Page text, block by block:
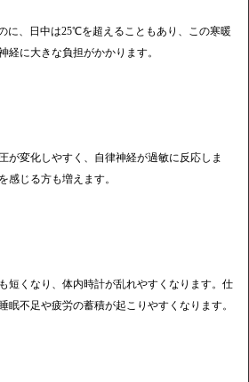
、日中は25℃を超えることもあり、この寒暖
経に大きな負担がかかります。
が変化しやすく、自律神経が過敏に反応しま
感じる方も増えます。
短くなり、体内時計が乱れやすくなります。仕
眠不足や疲労の蓄積が起こりやすくなります。